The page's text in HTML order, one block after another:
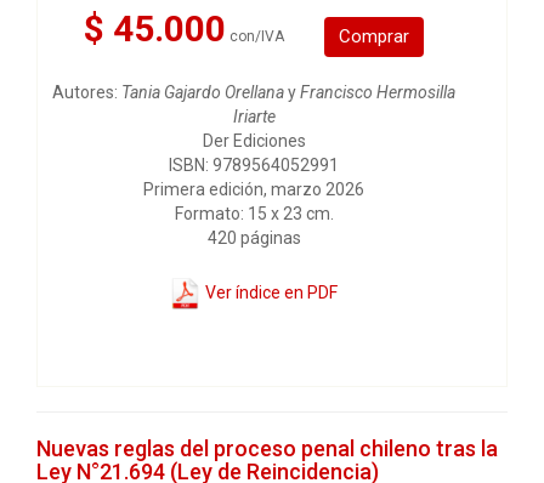
$ 45.000 con/IVA Comprar
Autores: Tania Gajardo OrellanayFrancisco Hermosilla
Iriarte
Der Ediciones
ISBN: 9789564052991
Primera edición, marzo 2026
Formato: 15 x 23 cm.
420 páginas
Ver índice en PDF
Nuevas reglas del proceso penal chileno tras la
Ley N°21.694 (Ley de Reincidencia)